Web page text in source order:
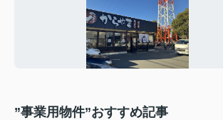
”事業用物件”おすすめ記事